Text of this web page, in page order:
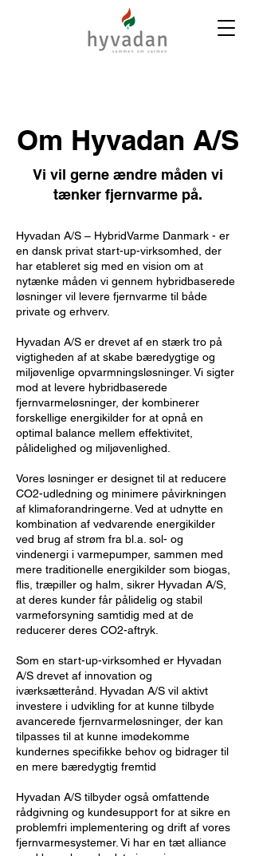
Om Hyvadan A/S
Vi vil gerne ændre måden vi
tænker fjernvarme på.
Hyvadan A/S – HybridVarme Danmark - er
en dansk privat start-up-virksomhed, der
har etableret sig med en vision om at
nytænke måden vi gennem hybridbaserede
løsninger vil levere fjernvarme til både
private og erhverv.
Hyvadan A/S er drevet af en stærk tro på
vigtigheden af ​​at skabe bæredygtige og
miljøvenlige opvarmningsløsninger. Vi sigter
mod at levere hybridbaserede
fjernvarmeløsninger, der kombinerer
forskellige energikilder for at opnå en
optimal balance mellem effektivitet,
pålidelighed og miljøvenlighed.
Vores løsninger er designet til at reducere
CO2-udledning og minimere påvirkningen
af ​​klimaforandringerne. Ved at udnytte en
kombination af vedvarende energikilder
ved brug af strøm fra bl.a. sol- og
vindenergi i varmepumper, sammen med
mere traditionelle energikilder som biogas,
flis, træpiller og halm, sikrer Hyvadan A/S,
at deres kunder får pålidelig og stabil
varmeforsyning samtidig med at de
reducerer deres CO2-aftryk.
Som en start-up-virksomhed er Hyvadan
A/S drevet af innovation og
iværksætterånd. Hyvadan A/S vil aktivt
investere i udvikling for at kunne tilbyde
avancerede fjernvarmeløsninger, der kan
tilpasses til at kunne imødekomme
kundernes specifikke behov og bidrager til
en mere bæredygtig fremtid
Hyvadan A/S tilbyder også omfattende
rådgivning og kundesupport for at sikre en
problemfri implementering og drift af vores
fjernvarmesystemer. Vi har en tæt alliance